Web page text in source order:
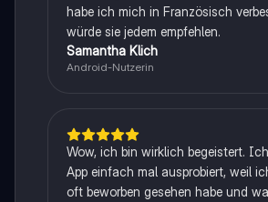
habe ich mich in Französisch
würde sie jedem empfehlen.
Samantha Klich
Android-Nutzerin
Wow, ich bin wirklich begeistert.
App einfach mal ausprobiert, weil
oft beworben gesehen habe und